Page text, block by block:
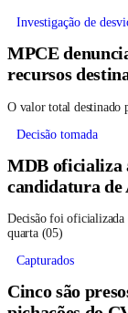
Investigação de
MPCE
recursos
O valor total destinado
Decisão tomada
MDB oficializa
candidatura de
Decisão foi oficializada
quarta (05)
Capturados
Cinco são